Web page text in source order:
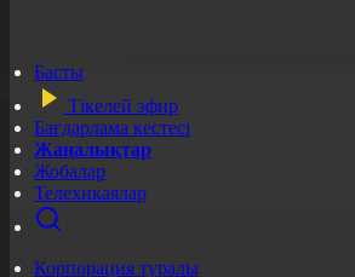
Басты
Тікелей эфир
Бағдарлама кестесі
Жаңалықтар
Жобалар
Телехикаялар
Корпорация туралы